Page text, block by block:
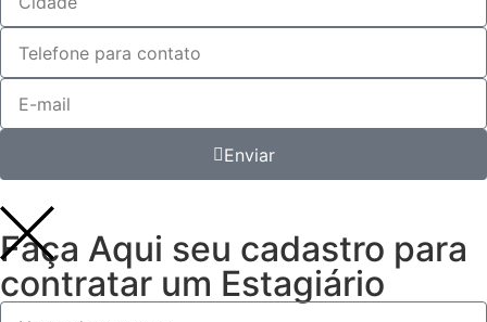
Enviar
Faça Aqui seu cadastro para
contratar um Estagiário